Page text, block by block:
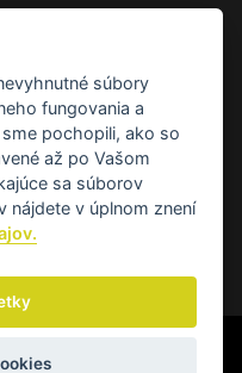
súbory
fungovania a
pochopili, ako so
až po Vašom
sa súborov
nájdete v úplnom znení